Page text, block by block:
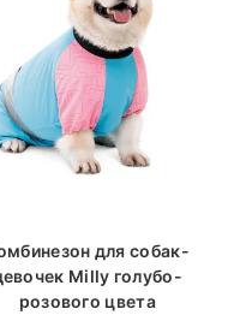
для собак-
Milly голубо-
розового цвета